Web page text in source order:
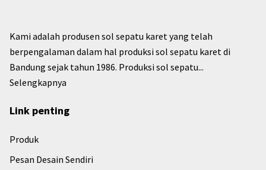
Kami adalah produsen sol sepatu karet yang telah
berpengalaman dalam hal produksi sol sepatu karet di
Bandung sejak tahun 1986. Produksi sol sepatu...
Selengkapnya
Link penting
Produk
Pesan Desain Sendiri